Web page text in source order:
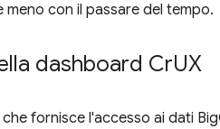
con il passare del tempo.
dashboard CrUX
fornisce l'accesso ai dati